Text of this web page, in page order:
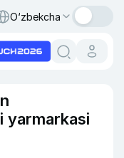
O‘zbekcha
yarmarkasi